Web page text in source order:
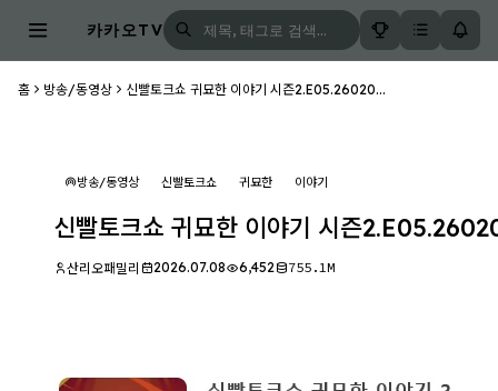
카카오TV
홈 방송/동영상 신빨토크쇼 귀묘한 이야기 시즌2.E05.26020...
방송/동영상 신빨토크쇼 귀묘한 이야기
신빨토크쇼 귀묘한 이야기 시즌
산리오패밀리 2026.07.08 6,452 755.1M